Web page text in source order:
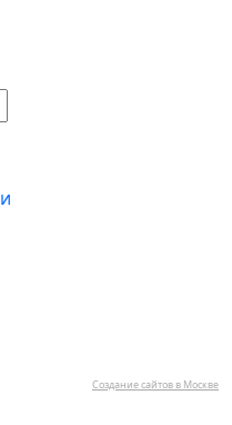
Создание сайтов в Москве